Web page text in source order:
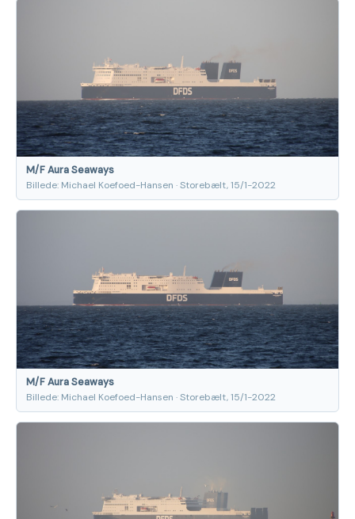
M/F Aura Seaways
Billede: Michael Koefoed-Hansen · Storebælt, 15/1-2022
M/F Aura Seaways
Billede: Michael Koefoed-Hansen · Storebælt, 15/1-2022